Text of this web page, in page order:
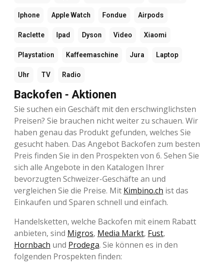
Iphone Apple Watch Fondue Airpods
Raclette Ipad Dyson Video Xiaomi
Playstation Kaffeemaschine Jura Laptop
Uhr TV Radio
Backofen - Aktionen
Sie suchen ein Geschäft mit den erschwinglichsten
Preisen? Sie brauchen nicht weiter zu schauen. Wir
haben genau das Produkt gefunden, welches Sie
gesucht haben. Das Angebot Backofen zum besten
Preis finden Sie in den Prospekten von 6. Sehen Sie
sich alle Angebote in den Katalogen Ihrer
bevorzugten Schweizer-Geschäfte an und
vergleichen Sie die Preise. Mit Kimbino.ch ist das
Einkaufen und Sparen schnell und einfach.
Handelsketten, welche Backofen mit einem Rabatt
anbieten, sind Migros, Media Markt, Fust,
Hornbach und Prodega. Sie können es in den
folgenden Prospekten finden: